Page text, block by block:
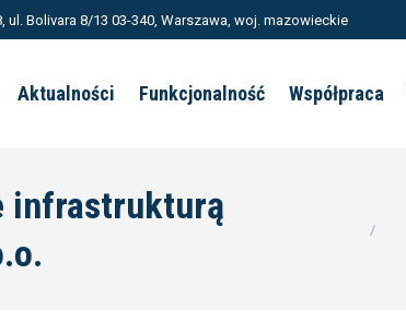
ul. Bolivara 8/13 03-340, Warszawa, woj. mazowieckie
Aktualności Funkcjonalność Współpraca
infrastrukturą